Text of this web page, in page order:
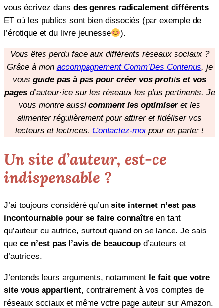
vous écrivez dans des genres radicalement différents
ET où les publics sont bien dissociés (par exemple de
l’érotique et du livre jeunesse
).
Vous êtes perdu face aux différents réseaux sociaux ?
Grâce à mon accompagnement Comm’Des Contenus, je
vous guide pas à pas pour créer vos profils et vos
pagesd’auteur·ice sur les réseaux les plus pertinents. Je
vous montre aussi comment les optimiseret les
alimenter régulièrement pour attirer et fidéliser vos
lecteurs et lectrices. Contactez-moi pour en parler !
Un site d’auteur, est-ce
indispensable ?
J’ai toujours considéré qu’un site internet n’est pas
incontournable pour se faire connaître en tant
qu’auteur ou autrice, surtout quand on se lance. Je sais
que ce n’est pas l’avis de beaucoup d’auteurs et
d’autrices.
J’entends leurs arguments, notamment le fait que votre
site vous appartient, contrairement à vos comptes de
réseaux sociaux et même votre page auteur sur Amazon.